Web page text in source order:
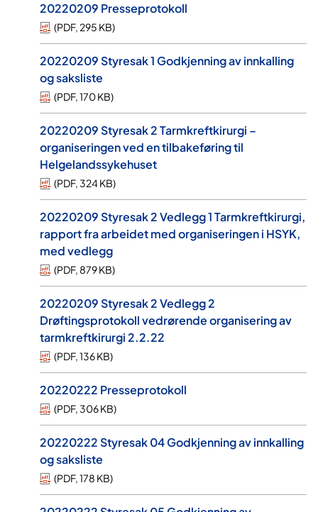
20220209 Presseprotokoll
(PDF, 295 KB)
20220209 Styresak 1 Godkjenning av innkalling
og saksliste
(PDF,170 KB)
20220209 Styresak 2 Tarmkreftkirurgi –
organiseringen ved en tilbakeføring til
Helgelandssykehuset
(PDF, 324 KB)
20220209 Styresak 2 Vedlegg 1 Tarmkreftkirurgi,
rapport fra arbeidet med organiseringen i HSYK,
med vedlegg
(PDF, 879 KB)
20220209 Styresak 2 Vedlegg 2
Drøftingsprotokoll vedrørende organisering av
tarmkreftkirurgi 2.2.22
(PDF,136 KB)
20220222 Presseprotokoll
(PDF, 306 KB)
20220222 Styresak 04 Godkjenning av innkalling
og saksliste
(PDF,178 KB)